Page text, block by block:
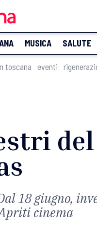
MUSICA SALUTE
toscana eventi
18 giugno,
cinema